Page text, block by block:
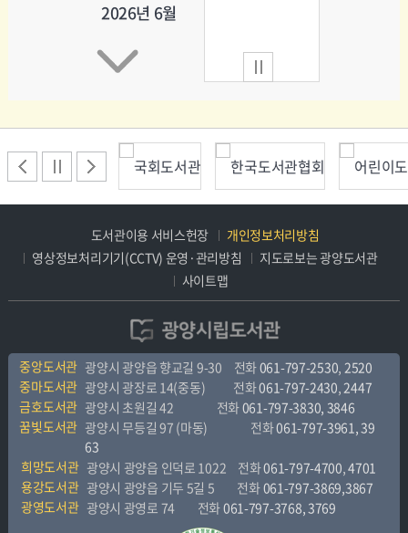
2026년 6월
도서
2026년 5월
도서
2026년 4월
도서
도서관이용 서비스헌장
개인정보처리방침
영상정보처리기기(CCTV) 운영·관리방침
지도로보는 광양도서관
사이트맵
중앙도서관 광양시 광양읍 향교길 9-30 전화061-797-2530, 2520
중마도서관 광양시 광장로 14(중동) 전화061-797-2430, 2447
금호도서관 광양시 초원길 42 전화061-797-3830, 3846
꿈빛도서관 광양시 무등길 97 (마동) 전화061-797-3961, 39
63
희망도서관 광양시 광양읍 인덕로 1022 전화061-797-4700,4701
용강도서관 광양시 광양읍 기두 5길 5 전화061-797-3869,3867
광영도서관 광양시 광영로 74 전화061-797-3768, 3769